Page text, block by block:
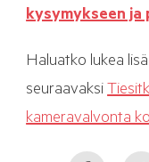
kysymykseen
Haluatko lukea
seuraavaksi
kameravalvonta